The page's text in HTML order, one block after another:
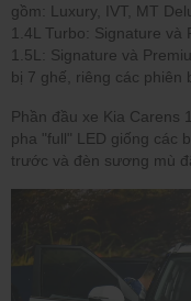
gồm: Luxury, IVT, MT
1.4L Turbo: Signature
1.5L: Signature và
bị 7 ghế, riêng các phiên
Phần đầu xe Kia Carens
pha "full" LED giống các
trước và đèn sương mù